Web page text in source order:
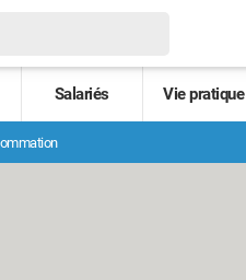
Salariés Vie pratique